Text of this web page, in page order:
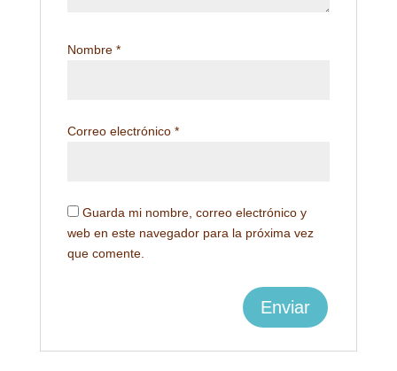
Nombre *
Correo electrónico *
Guarda mi nombre, correo electrónico y
web en este navegador para la próxima vez
que comente.